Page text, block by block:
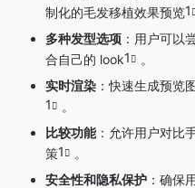
制化的毛发移植效果预览1
多种发型选项 ：用户可以
合自己的 look1
。
实时渲染 ：快速生成预览
1
。
比较功能：允许用户对比
策1
。
安全性和隐私保护 ：确保